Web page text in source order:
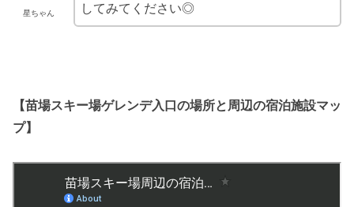
星ちゃん
してみてください◎
【苗場スキー場ゲレンデ入口の場所と周辺の宿泊施設マッ
プ】